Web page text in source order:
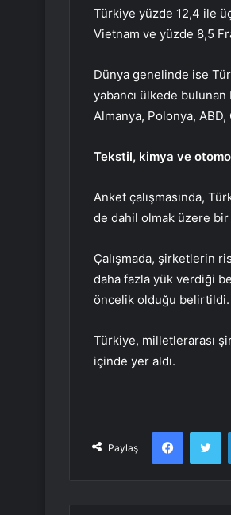
Türkiye yüzde 12,4 ile
Vietnam ve yüzde 8,5
Dünya genelinde ise
yabancı ülkede
Almanya, Polonya, ABD,
Tekstil, kimya ve
Anket çalışmasında,
de dahil olmak üzere
Çalışmada, şirketlerin
daha fazla yük verdiği
öncelik olduğu belirtildi.
Türkiye, milletlerarası
içinde yer aldı.
Paylaş
Facebook